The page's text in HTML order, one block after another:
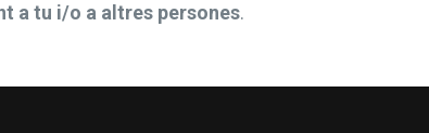
a tu i/o a altres persones.